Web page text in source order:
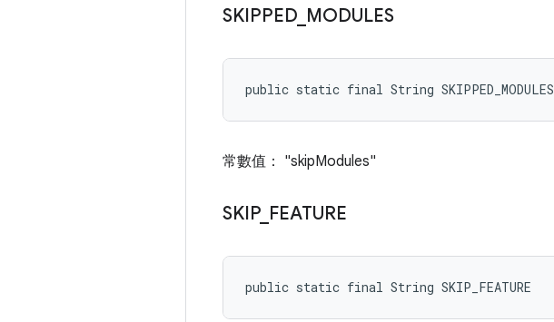
SKIPPED MODULES
public static final String SKIPPED_MODULES
常數值： "skipModules"
SKIP_ FEATURE
public static final String SKIP_FEATURE